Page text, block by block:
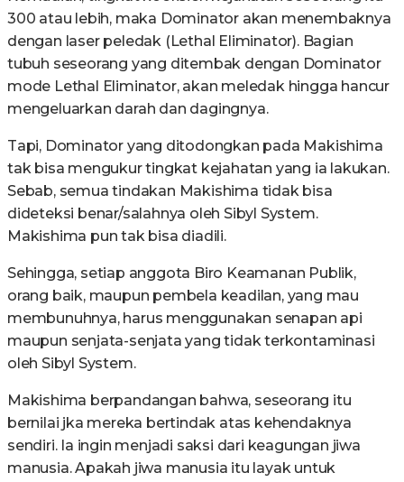
300 atau lebih, maka Dominator akan menembaknya
dengan laser peledak (Lethal Eliminator). Bagian
tubuh seseorang yang ditembak dengan Dominator
mode Lethal Eliminator, akan meledak hingga hancur
mengeluarkan darah dan dagingnya.
Tapi, Dominator yang ditodongkan pada Makishima
tak bisa mengukur tingkat kejahatan yang ia lakukan.
Sebab, semua tindakan Makishima tidak bisa
dideteksi benar/salahnya oleh Sibyl System.
Makishima pun tak bisa diadili.
Sehingga, setiap anggota Biro Keamanan Publik,
orang baik, maupun pembela keadilan, yang mau
membunuhnya, harus menggunakan senapan api
maupun senjata-senjata yang tidak terkontaminasi
oleh Sibyl System.
Makishima berpandangan bahwa, seseorang itu
bernilai jka mereka bertindak atas kehendaknya
sendiri. Ia ingin menjadi saksi dari keagungan jiwa
manusia. Apakah jiwa manusia itu layak untuk